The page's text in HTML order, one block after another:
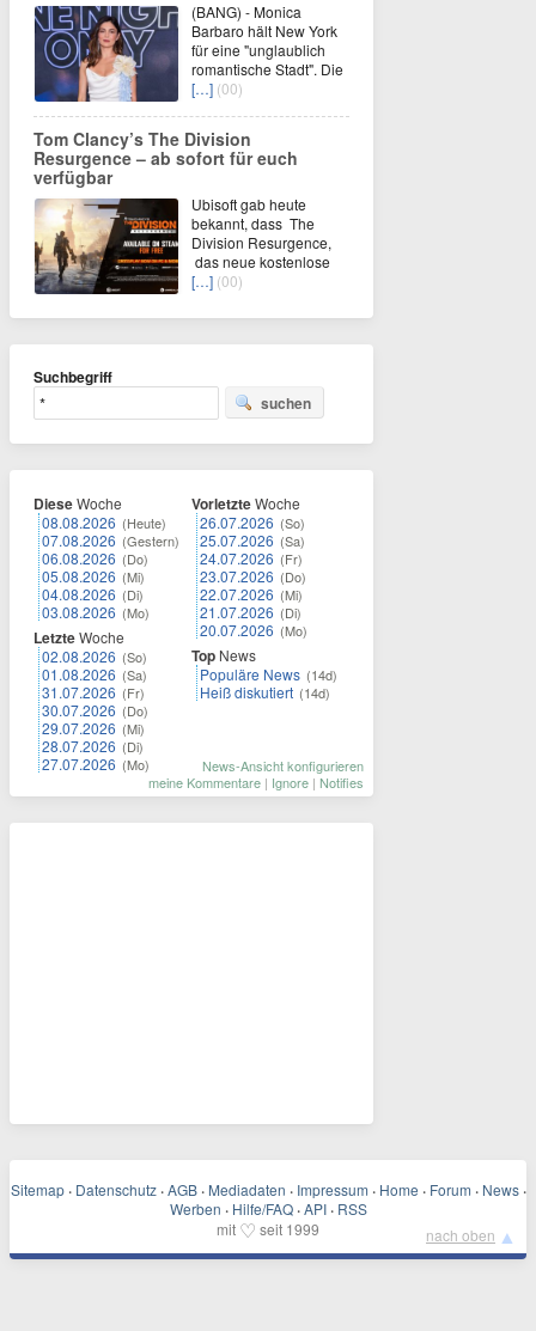
(BANG) - Monica
Barbaro hält New York
für eine "unglaublich
romantische Stadt". Die
[…] (00)
Tom Clancy’s The Division
Resurgence – ab sofort für euch
verfügbar
Ubisoft gab heute
bekannt, dass The
Division Resurgence,
das neue kostenlose
[…] (00)
Suchbegriff
suchen
DieseWoche
08.08.2026 (Heute)
07.08.2026 (Gestern)
06.08.2026 (Do)
05.08.2026 (Mi)
04.08.2026 (Di)
03.08.2026 (Mo)
LetzteWoche
02.08.2026 (So)
01.08.2026 (Sa)
31.07.2026 (Fr)
30.07.2026 (Do)
29.07.2026 (Mi)
28.07.2026 (Di)
27.07.2026 (Mo)
VorletzteWoche
26.07.2026 (So)
25.07.2026 (Sa)
24.07.2026 (Fr)
23.07.2026 (Do)
22.07.2026 (Mi)
21.07.2026 (Di)
20.07.2026 (Mo)
Top News
Populäre News (14d)
Heiß diskutiert (14d)
News-Ansicht konfigurieren
meine Kommentare | Ignore | Notifies
Sitemap · Datenschutz · AGB · Mediadaten · Impressum · Home · Forum · News ·
Werben · Hilfe/FAQ · API · RSS
mit ♡ seit 1999 nach oben ▲